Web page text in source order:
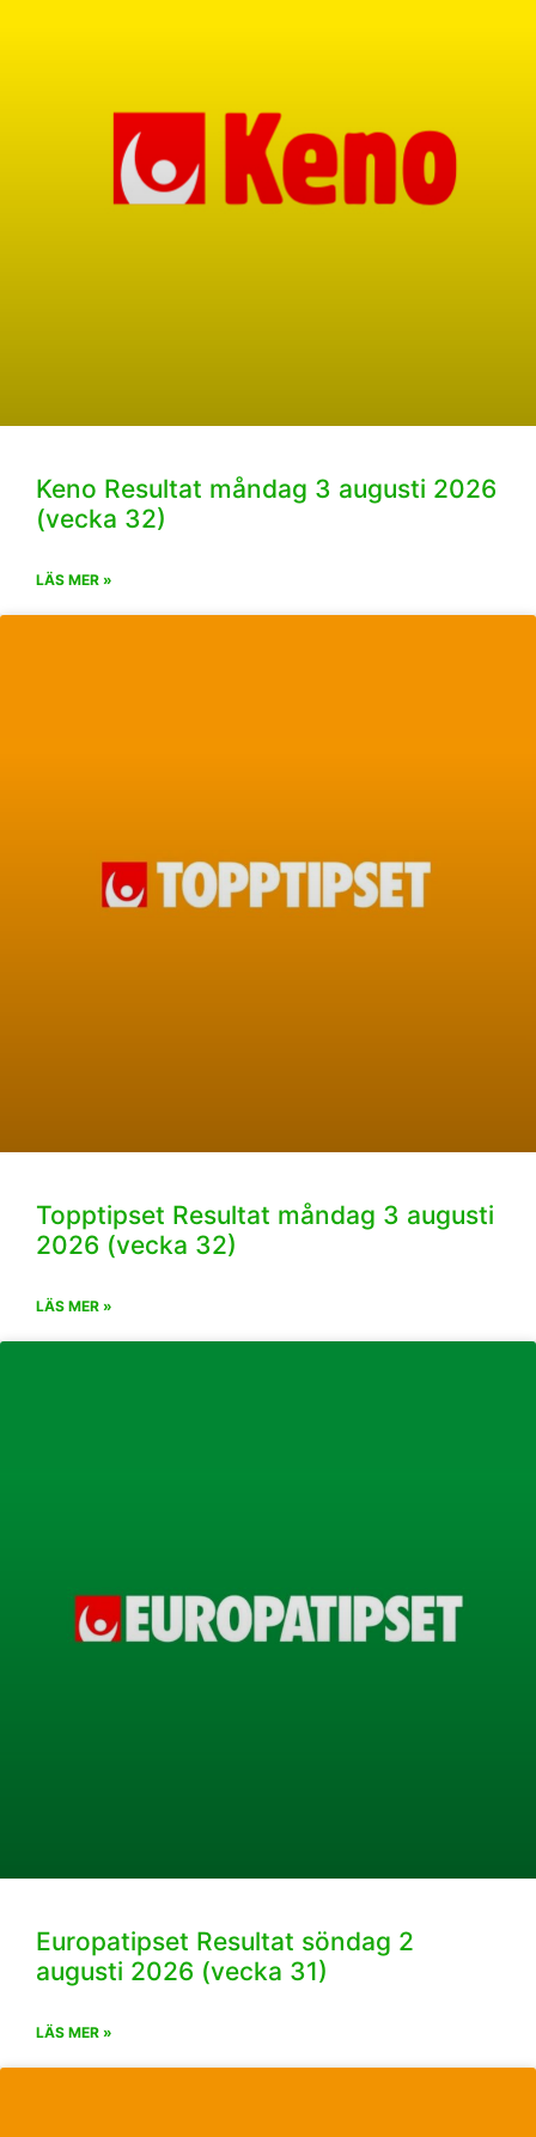
Keno Resultat måndag 3 augusti 2026
(vecka 32)
LÄS MER »
Topptipset Resultat måndag 3 augusti
2026 (vecka 32)
LÄS MER »
Europatipset Resultat söndag 2
augusti 2026 (vecka 31)
LÄS MER »